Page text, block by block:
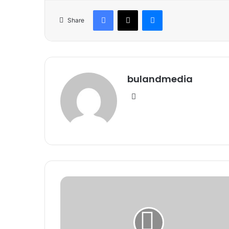
Share
Facebook
X Messenger
bulandmedia
रायपुर